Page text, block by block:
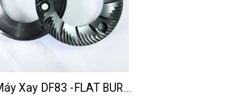
Đĩa DF64 GEN 2 - DLC